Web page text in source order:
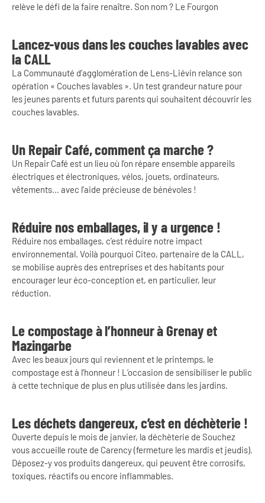
relève le défi de la faire renaître. Son nom ? Le Fourgon
Lancez-vous dans les couches lavables avec
la CALL
La Communauté d’agglomération de Lens-Liévin relance son
opération « Couches lavables ». Un test grandeur nature pour
les jeunes parents et futurs parents qui souhaitent découvrir les
couches lavables.
Un Repair Café, comment ça marche ?
Un Repair Café est un lieu où l’on répare ensemble appareils
électriques et électroniques, vélos, jouets, ordinateurs,
vêtements… avec l’aide précieuse de bénévoles !
Réduire nos emballages, il y a urgence !
Réduire nos emballages, c’est réduire notre impact
environnemental. Voilà pourquoi Citeo, partenaire de la CALL,
se mobilise auprès des entreprises et des habitants pour
encourager leur éco-conception et, en particulier, leur
réduction.
Le compostage à l’honneur à Grenay et
Mazingarbe
Avec les beaux jours qui reviennent et le printemps, le
compostage est à l’honneur ! L’occasion de sensibiliser le public
à cette technique de plus en plus utilisée dans les jardins.
Les déchets dangereux, c’est en déchèterie !
Ouverte depuis le mois de janvier, la déchèterie de Souchez
vous accueille route de Carency (fermeture les mardis et jeudis).
Déposez-y vos produits dangereux, qui peuvent être corrosifs,
toxiques, réactifs ou encore inflammables.